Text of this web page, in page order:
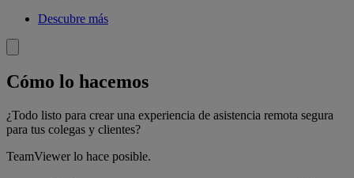
Descubre más
Cómo lo hacemos
¿Todo listo para crear una experiencia de asistencia remota segura
para tus colegas y clientes?
TeamViewer lo hace posible.